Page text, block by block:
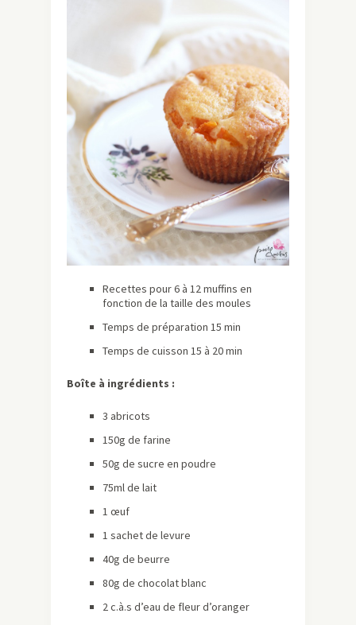
Recettes pour 6 à 12 muffins en
fonction de la taille des moules
Temps de préparation 15 min
Temps de cuisson 15 à 20 min
Boîte à ingrédients :
3 abricots
150g de farine
50g de sucre en poudre
75ml de lait
1 œuf
1 sachet de levure
40g de beurre
80g de chocolat blanc
2 c.à.s d’eau de fleur d’oranger